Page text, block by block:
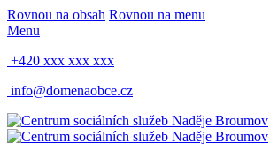
Rovnou na obsah Rovnou na menu
Menu
+420 xxx xxx xxx
info@domenaobce.cz